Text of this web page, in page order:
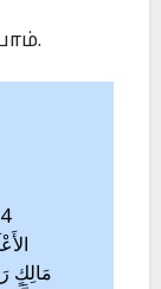
مَالِكٍ